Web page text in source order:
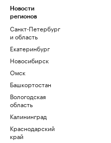
Новости
регионов
Санкт-Петербург
и область
Екатеринбург
Новосибирск
Омск
Башкортостан
Вологодская
область
Калининград
Краснодарский
край